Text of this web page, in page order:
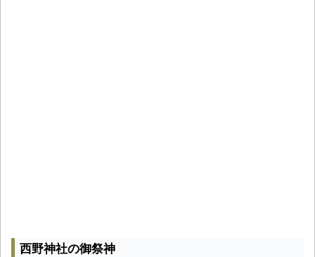
西野神社の御祭神